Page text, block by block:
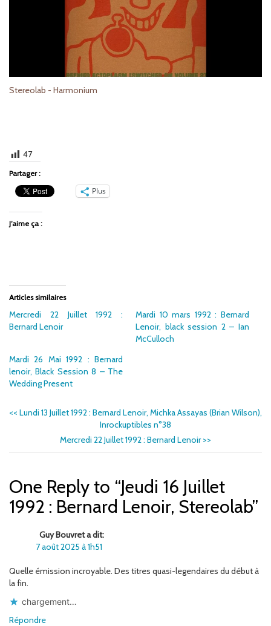
Stereolab - Harmonium
47
Partager :
Plus
J’aime ça :
Articles similaires
Mercredi 22 Juillet 1992 :
Bernard Lenoir
Mardi 10 mars 1992 : Bernard
Lenoir, black session 2 – Ian
McCulloch
Mardi 26 Mai 1992 : Bernard
lenoir, Black Session 8 – The
Wedding Present
<< Lundi 13 Juillet 1992 : Bernard Lenoir, Michka Assayas (Brian Wilson),
Inrockuptibles n°38
Mercredi 22 Juillet 1992 : Bernard Lenoir>>
One Reply to “Jeudi 16 Juillet
1992 : Bernard Lenoir, Stereolab”
Guy Bouvret a dit:
7 août 2025 à 1h51
Quelle émission incroyable. Des titres quasi-legendaires du début à
la fin.
chargement…
Répondre